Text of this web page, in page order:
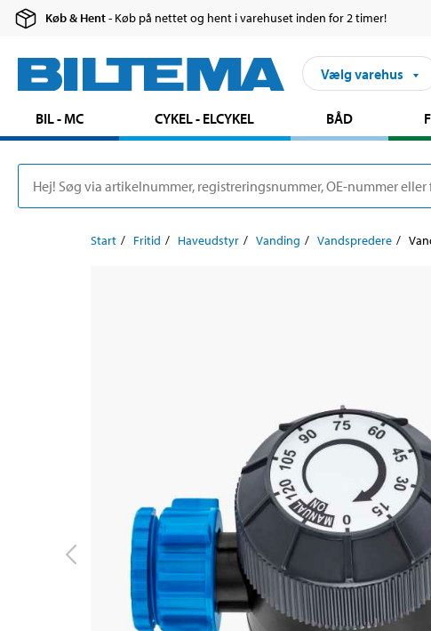
Køb & Hent- Køb på nettet og hent i varehuset inden for 2 timer!
Vælg varehus
BIL - MC CYKEL - ELCYKEL BÅD
Start Fritid Haveudstyr Vanding Vandspredere